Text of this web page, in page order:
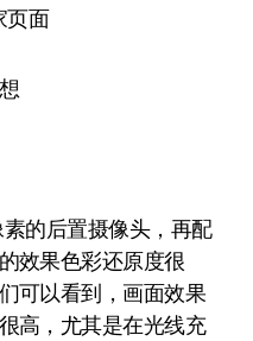
页面
的后置摄像头，再配
效果色彩还原度很
可以看到，画面效果
高，尤其是在光线充